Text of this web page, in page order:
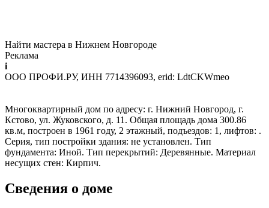
Найти мастера в Нижнем Новгороде
Реклама
i
ООО ПРОФИ.РУ, ИНН 7714396093, erid: LdtCKWmeo
Многоквартирный дом по адресу: г. Нижний Новгород, г.
Кстово, ул. Жуковского, д. 11. Общая площадь дома 300.86
кв.м, построен в 1961 году, 2 этажный, подъездов: 1, лифтов: .
Серия, тип постройки здания: не установлен. Тип
фундамента: Иной. Тип перекрытий: Деревянные. Материал
несущих стен: Кирпич.
Сведения о доме